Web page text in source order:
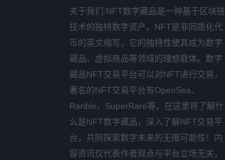
关于我们:NFT数字藏品是一种基于区块链
技术的独特数字资产。NFT是非同质化代
币的英文缩写，它的独特性使其成为数字
藏品、虚拟商品等领域的理想载体。数字
藏品NFT交易平台可以对NFT进行交易，
著名的NFT交易平台有OpenSea、
Rarible、SuperRare等，在这里将了解什
么是NFT数字藏品，深入了解NFT交易平
台，共同探索数字未来的无限可能性！内
容资讯仅代表作者观点与平台立场无关，